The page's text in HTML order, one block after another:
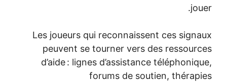
Les joueurs qui
peuvent se tourner vers
d’aide : lignes d’assistance
forums de